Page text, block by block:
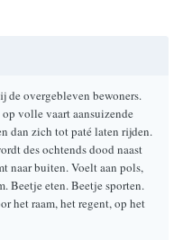
de overgebleven bewoners.
volle vaart aansuizende
dan zich tot paté laten rijden.
des ochtends dood naast
naar buiten. Voelt aan pols,
Beetje eten. Beetje sporten.
het raam, het regent, op het